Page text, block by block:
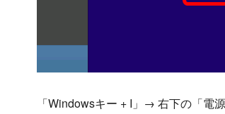
「Windowsキー + I」→ 右下の「電